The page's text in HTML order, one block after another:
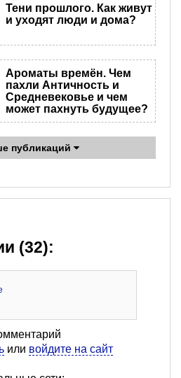
Тени прошлого. Как живут
и уходят люди и дома?
Ароматы времён. Чем
пахли Античность и
Средневековье и чем
может пахнуть будущее?
публикаций
(32):
или войдите на сайт